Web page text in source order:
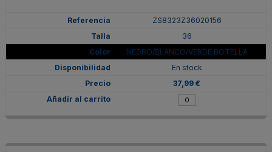
ZS8323Z36020156
36
NEGRO/BLANCO/VERDE BOTELLA
En stock
37,99 €